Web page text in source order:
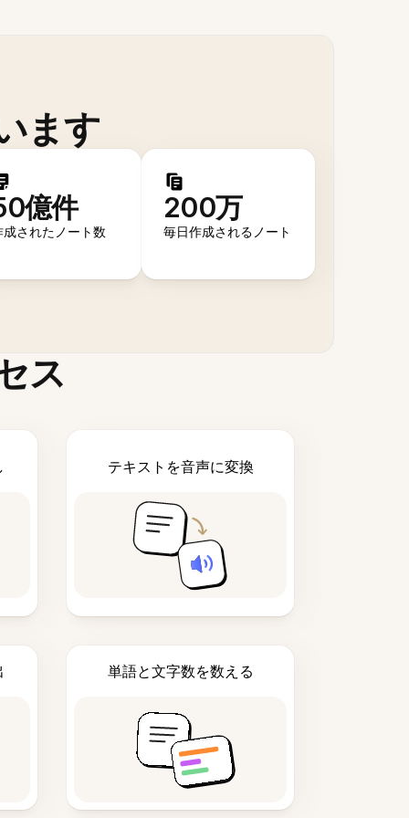
ます
億件
成されたノート数
200万
毎日作成されるノート
ス
テキストを音声に変換
単語と文字数を数える